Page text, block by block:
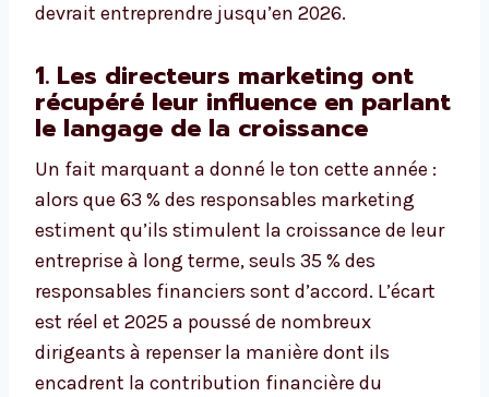
devrait entreprendre jusqu’en 2026.
1. Les directeurs marketing ont
récupéré leur influence en parlant
le langage de la croissance
Un fait marquant a donné le ton cette année :
alors que 63 % des responsables marketing
estiment qu’ils stimulent la croissance de leur
entreprise à long terme, seuls 35 % des
responsables financiers sont d’accord. L’écart
est réel et 2025 a poussé de nombreux
dirigeants à repenser la manière dont ils
encadrent la contribution financière du